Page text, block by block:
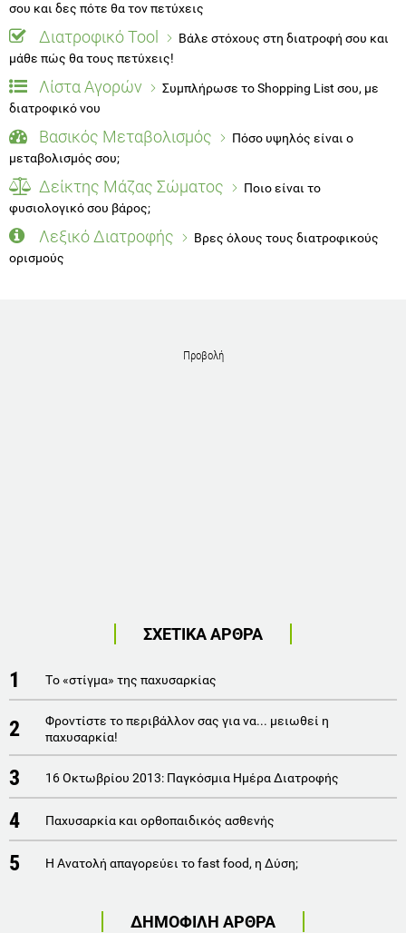
σου και δες πότε θα τον πετύχεις
Διατροφικό Tool
Βάλε στόχους στη διατροφή σου και
μάθε πώς θα τους πετύχεις!
Λίστα Αγορών
Συμπλήρωσε το Shopping List σου, με
διατροφικό νου
Βασικός Μεταβολισμός
Πόσο υψηλός είναι ο
μεταβολισμός σου;
Δείκτης Μάζας Σώματος
Ποιο είναι το
φυσιολογικό σου βάρος;
Λεξικό Διατροφής
Βρες όλους τους διατροφικούς
ορισμούς
Προβολή
ΣΧΕΤΙΚΑ ΑΡΘΡΑ
1 Τo «στίγμα» της παχυσαρκίας
2
Φροντίστε το περιβάλλον σας για να... μειωθεί η
παχυσαρκία!
3 16 Οκτωβρίου 2013: Παγκόσμια Ημέρα Διατροφής
4 Παχυσαρκία και ορθοπαιδικός ασθενής
5 Η Ανατολή απαγορεύει το fast food, η Δύση;
ΔΗΜΟΦΙΛΗ ΑΡΘΡΑ